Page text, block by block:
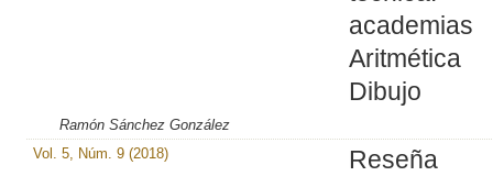
Dibujo
Ramón Sánchez González
Vol. 5, Núm. 9 (2018)